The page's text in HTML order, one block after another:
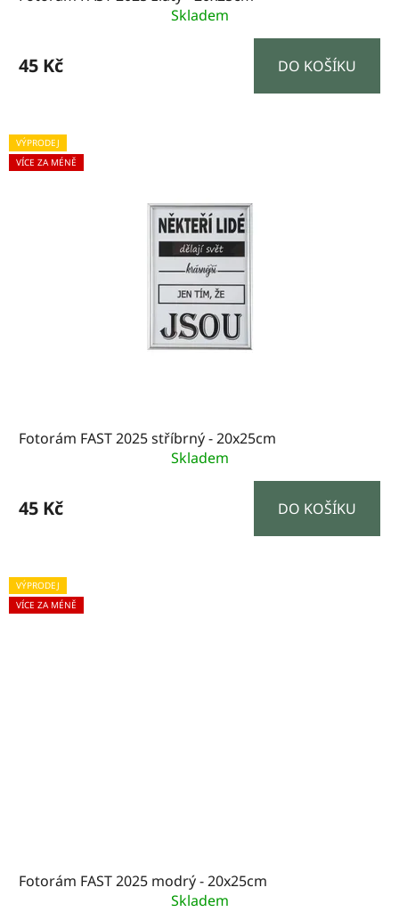
Skladem
45 Kč DO KOŠÍKU
VÝPRODEJ
VÍCE ZA MÉNĚ
Fotorám FAST 2025 stříbrný - 20x25cm
Skladem
45 Kč DO KOŠÍKU
VÝPRODEJ
VÍCE ZA MÉNĚ
Fotorám FAST 2025 modrý - 20x25cm
Skladem